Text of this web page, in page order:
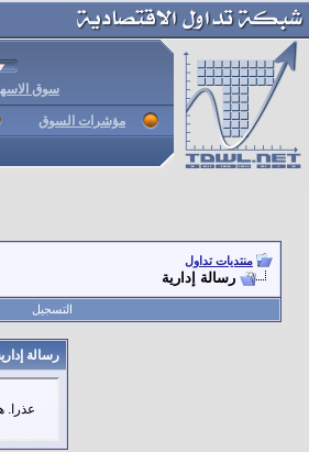
سوق
مؤشرات السوق
منتديات تداول
رسالة إدارية
التسجيل
رسالة
عذرا.